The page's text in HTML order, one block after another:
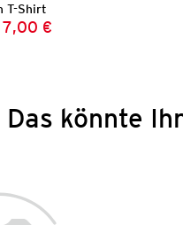
T-Shirt
Preis:
Preis:
7,00 €
Das könnte